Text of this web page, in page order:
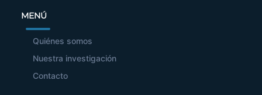
MENÚ
Quiénes somos
Nuestra investigación
Contacto